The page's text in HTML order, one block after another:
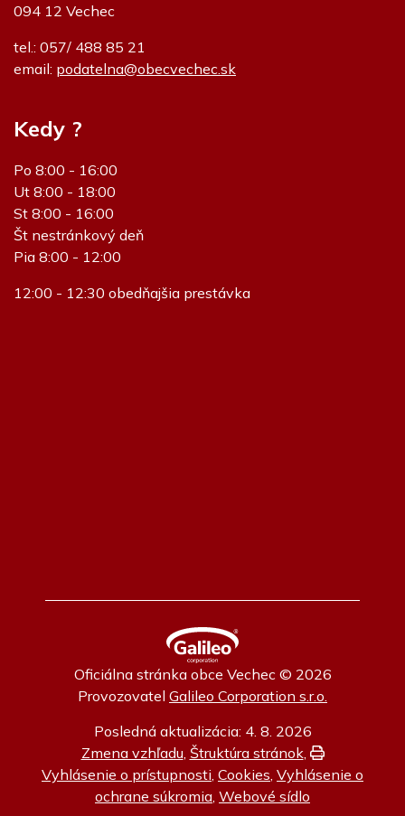
094 12 Vechec
tel.: 057/ 488 85 21
email: podatelna@obecvechec.sk
Kedy ?
Po 8:00 - 16:00
Ut 8:00 - 18:00
St 8:00 - 16:00
Št nestránkový deň
Pia 8:00 - 12:00
12:00 - 12:30 obedňajšia prestávka
Oficiálna stránka obce Vechec © 2026
Provozovatel Galileo Corporation s.r.o.
Posledná aktualizácia: 4. 8. 2026
Zmena vzhľadu Štruktúra stránok, Vytlačiť
Vyhlásenie o prístupnosti Cookies Vyhlásenie o
ochrane súkromia Webové sídlo